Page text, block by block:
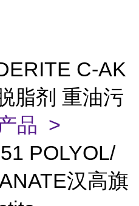
C-AK
脂剂 重油污
品 >
POLYOL/
汉高旗